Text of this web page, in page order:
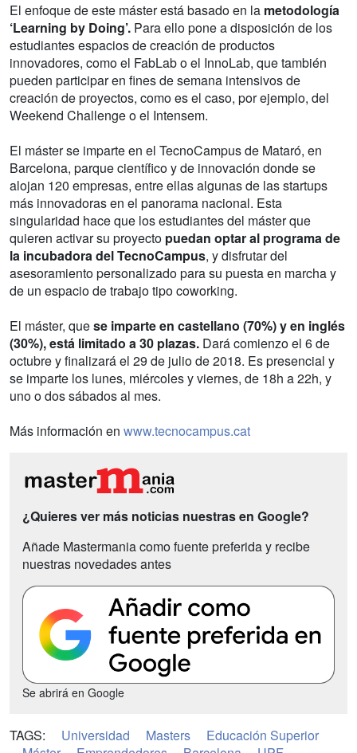
El enfoque de este máster está basado en la metodología
‘Learning by Doing’. Para ello pone a disposición de los
estudiantes espacios de creación de productos
innovadores, como el FabLab o el InnoLab, que también
pueden participar en fines de semana intensivos de
creación de proyectos, como es el caso, por ejemplo, del
Weekend Challenge o el Intensem.
El máster se imparte en el TecnoCampus de Mataró, en
Barcelona, parque científico y de innovación donde se
alojan 120 empresas, entre ellas algunas de las startups
más innovadoras en el panorama nacional. Esta
singularidad hace que los estudiantes del máster que
quieren activar su proyecto puedan optar al programa de
la incubadora del TecnoCampus, y disfrutar del
asesoramiento personalizado para su puesta en marcha y
de un espacio de trabajo tipo coworking.
El máster, quese imparte en castellano (70%) y en inglés
(30%), está limitado a 30 plazas. Dará comienzo el 6 de
octubre y finalizará el 29 de julio de 2018. Es presencial y
se imparte los lunes, miércoles y viernes, de 18h a 22h, y
uno o dos sábados al mes.
Más información en www.tecnocampus.cat
¿Quieres ver más noticias nuestras en Google?
Añade Mastermania como fuente preferida y recibe
nuestras novedades antes
Se abrirá en Google
TAGS: Universidad Masters
Educación Superior